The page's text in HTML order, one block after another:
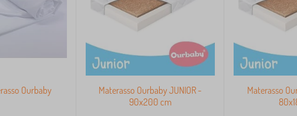
Ourbaby
Materasso Ourbaby JUNIOR -
90x200 cm
Materasso